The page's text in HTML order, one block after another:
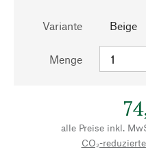
Variante Beige
Menge
alle Preise inkl.
CO₂-